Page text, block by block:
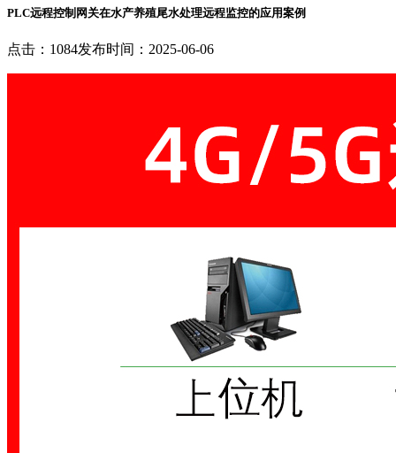
PLC远程控制网关在水产养殖尾水处理远程监控的应用案例
点击：1084发布时间：2025-06-06